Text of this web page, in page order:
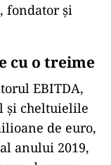
, fondator și